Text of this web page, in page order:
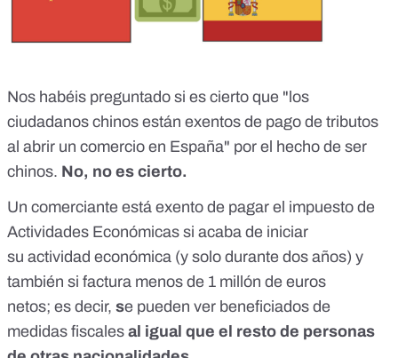
Nos habéis preguntado si es cierto que "los
ciudadanos chinos están exentos de pago de tributos
al abrir un comercio en España" por el hecho de ser
chinos. No, no es cierto.
Un comerciante está exento de pagar el impuesto de
Actividades Económicas si acaba de iniciar
su actividad económica (y solo durante dos años) y
también si factura menos de 1 millón de euros
netos; es decir, se pueden ver beneficiados de
medidas fiscales al igual que el resto de personas